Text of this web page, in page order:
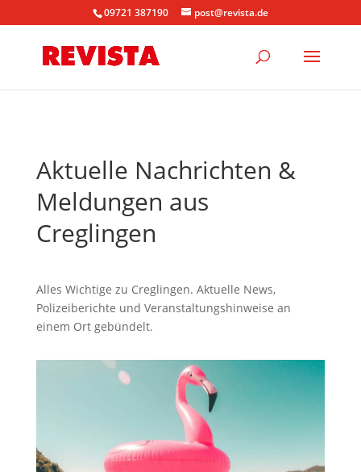
09721 387190 post@revista.de
Aktuelle Nachrichten &
Meldungen aus
Creglingen
Alles Wichtige zu Creglingen. Aktuelle News,
Polizeiberichte und Veranstaltungshinweise an
einem Ort gebündelt.